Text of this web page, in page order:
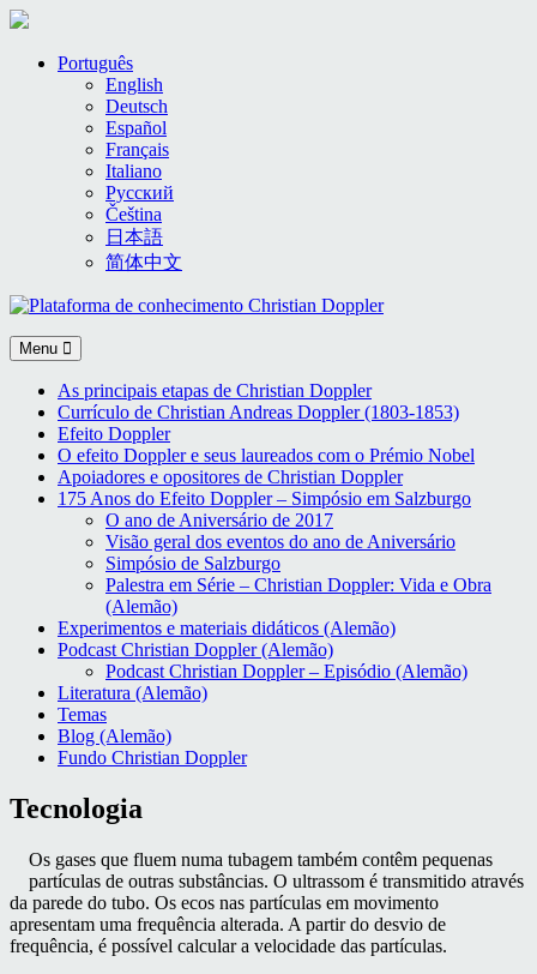
Português
English
Deutsch
Español
Français
Italiano
Русский
Čeština
日本語
简体中文
Menu
As principais etapas de Christian Doppler
Currículo de Christian Andreas Doppler (1803-1853)
Efeito Doppler
O efeito Doppler e seus laureados com o Prémio Nobel
Apoiadores e opositores de Christian Doppler
175 Anos do Efeito Doppler – Simpósio em Salzburgo
O ano de Aniversário de 2017
Visão geral dos eventos do ano de Aniversário
Simpósio de Salzburgo
Palestra em Série – Christian Doppler: Vida e Obra
(Alemão)
Experimentos e materiais didáticos (Alemão)
Podcast Christian Doppler (Alemão)
Podcast Christian Doppler – Episódio (Alemão)
Literatura (Alemão)
Temas
Blog (Alemão)
Fundo Christian Doppler
Tecnologia
Os gases que fluem numa tubagem também contêm pequenas
partículas de outras substâncias. O ultrassom é transmitido através
da parede do tubo. Os ecos nas partículas em movimento
apresentam uma frequência alterada. A partir do desvio de
frequência, é possível calcular a velocidade das partículas.